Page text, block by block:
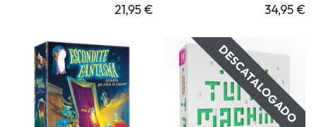
21,95€
34,95€
DESCATALOGADO